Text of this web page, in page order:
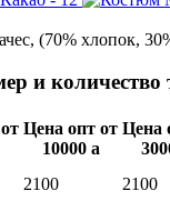
(70% хлопок,
и количество
Цена опт от
10000 a
Цена
2100 2100